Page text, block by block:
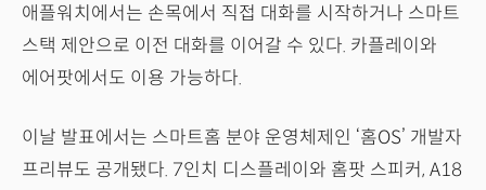
애플워치에서는 손목에서 직접 대화를 시작하거나 스마트
스택 제안으로 이전 대화를 이어갈 수 있다. 카플레이와
에어팟에서도 이용 가능하다.
이날 발표에서는 스마트홈 분야 운영체제인 ‘홈OS’ 개발자
프리뷰도 공개됐다. 7인치 디스플레이와 홈팟 스피커, A18